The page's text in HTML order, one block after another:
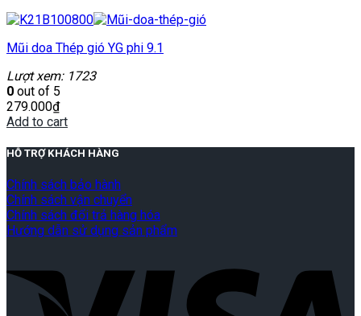
Mũi doa Thép gió YG phi 9.1
Lượt xem: 1723
0 out of 5
279.000₫
Add to cart
HỖ TRỢ KHÁCH HÀNG
Chính sách bảo hành
Chính sách vận chuyển
Chính sách đổi trả hàng hóa
Hướng dẫn sử dụng sản phẩm